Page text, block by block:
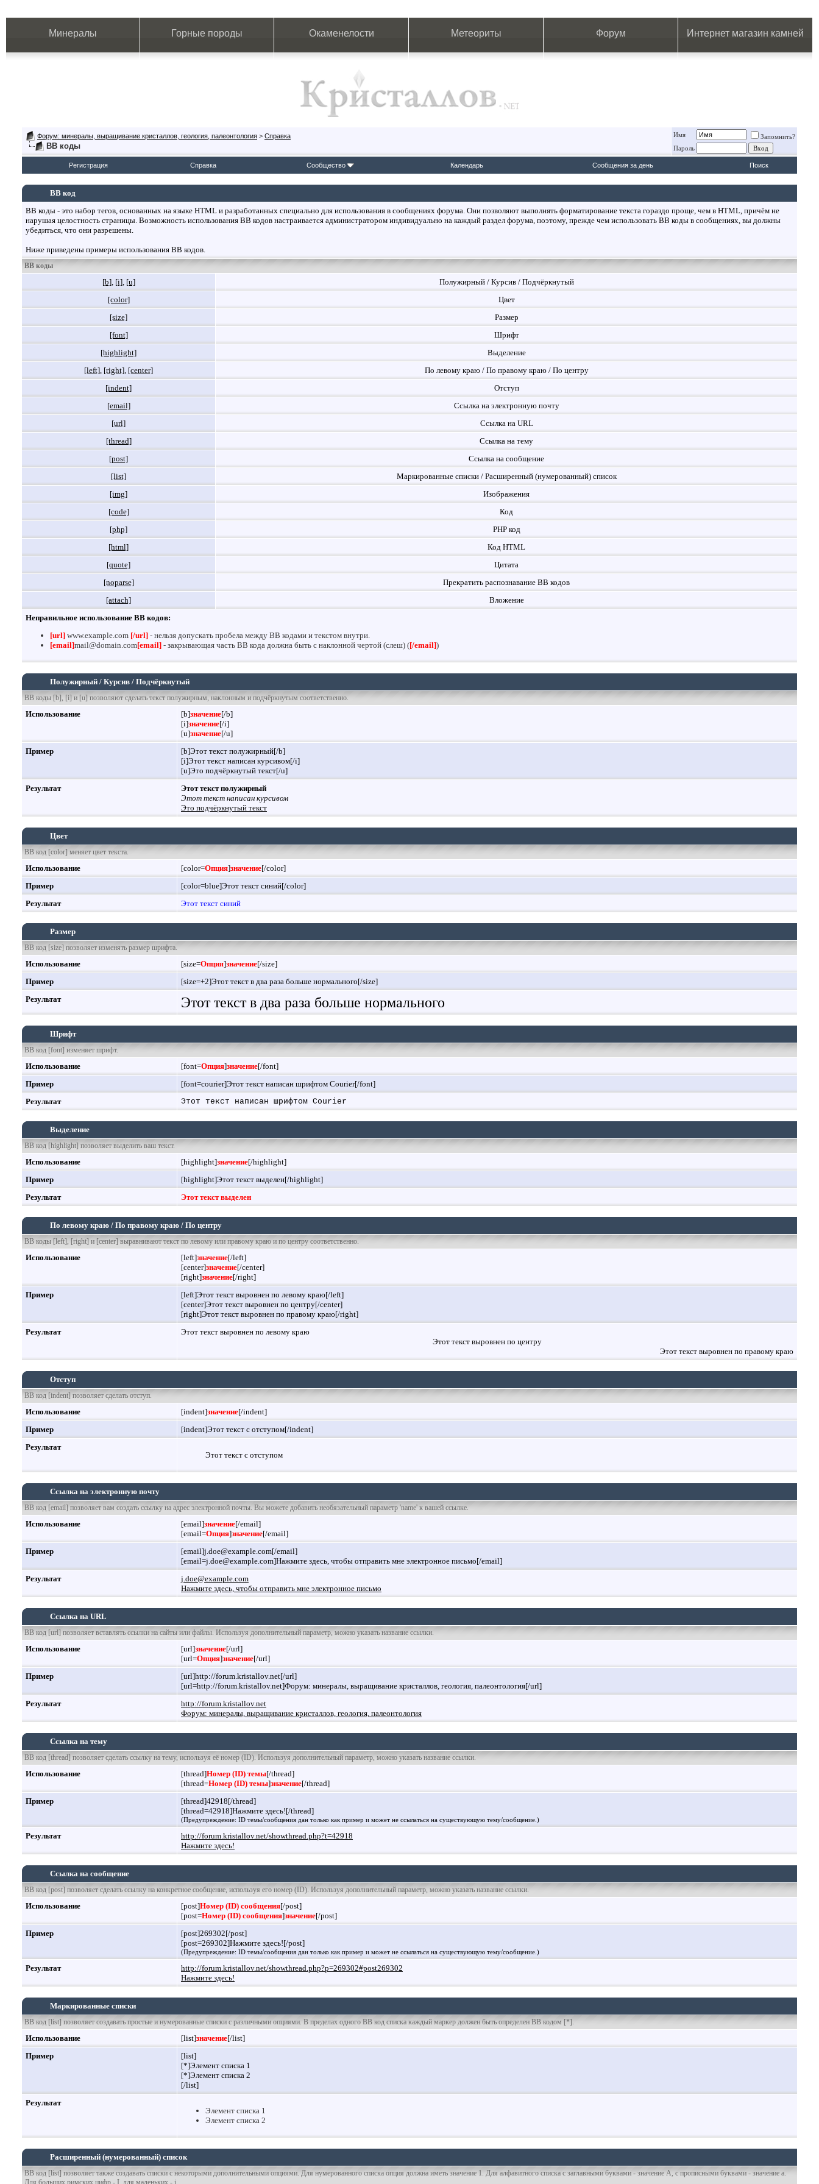
Минералы Горные породы Окаменелости Метеориты Форум Интернет магазин камней
Форум: минералы, выращивание кристаллов, геология, палеонтология > Справка
BB коды
Имя
Запомнить?
Пароль
Регистрация Справка Сообщество Календарь Сообщения за день Поиск
BB код
BB коды - это набор тегов, основанных на языке HTML и разработанных специально для использования в сообщениях форума. Они позволяют выполнять форматирование текста гораздо проще, чем в HTML, причём не
нарушая целостность страницы. Возможность использования BB кодов настраивается администратором индивидуально на каждый раздел форума, поэтому, прежде чем использовать BB коды в сообщениях, вы должны
убедиться, что они разрешены.
Ниже приведены примеры использования BB кодов.
BB коды
[b], [i], [u]
Полужирный / Курсив / Подчёркнутый
[color]
Цвет
[size]
Размер
[font]
Шрифт
[highlight]
Выделение
[left], [right], [center]
По левому краю / По правому краю / По центру
[indent]
Отступ
[email]
Ссылка на электронную почту
[url]
Ссылка на URL
[thread]
Ссылка на тему
[post]
Ссылка на сообщение
[list]
Маркированные списки / Расширенный (нумерованный) список
[img]
Изображения
[code]
Код
[php]
PHP код
[html]
Код HTML
[quote]
Цитата
[noparse]
Прекратить распознавание BB кодов
[attach]
Вложение
Неправильное использование BB кодов:
[url] www.example.com [/url] - нельзя допускать пробела между BB кодами и текстом внутри.
[email]mail@domain.com[email] - закрывающая часть BB кода должна быть с наклонной чертой (слеш) ([/email])
Полужирный / Курсив / Подчёркнутый
BB коды [b], [i] и [u] позволяют сделать текст полужирным, наклонным и подчёркнутым соответственно.
Использование [b]значение[/b]
[i]значение[/i]
[u]значение[/u]
Пример
[b]Этот текст полужирный[/b]
[i]Этот текст написан курсивом[/i]
[u]Это подчёркнутый текст[/u]
Результат
Этот текст полужирный
Этот текст написан курсивом
Это подчёркнутый текст
Цвет
BB код [color] меняет цвет текста.
Использование [color=Опция]значение[/color]
Пример
[color=blue]Этот текст синий[/color]
Результат
Этот текст синий
Размер
BB код [size] позволяет изменять размер шрифта.
Использование [size=Опция]значение[/size]
Пример
[size=+2]Этот текст в два раза больше нормального[/size]
Результат
Этот текст в два раза больше нормального
Шрифт
BB код [font] изменяет шрифт.
Использование [font=Опция]значение[/font]
Пример
[font=courier]Этот текст написан шрифтом Courier[/font]
Результат
Этот текст написан шрифтом Courier
Выделение
BB код [highlight] позволяет выделить ваш текст.
Использование [highlight]значение[/highlight]
Пример
[highlight]Этот текст выделен[/highlight]
Результат
Этот текст выделен
По левому краю / По правому краю / По центру
BB коды [left], [right] и [center] выравнивают текст по левому или правому краю и по центру соответственно.
Использование [left]значение[/left]
[center]значение[/center]
[right]значение[/right]
Пример
[left]Этот текст выровнен по левому краю[/left]
[center]Этот текст выровнен по центру[/center]
[right]Этот текст выровнен по правому краю[/right]
Результат
Этот текст выровнен по левому краю
Этот текст выровнен по центру
Этот текст выровнен по правому краю
Отступ
BB код [indent] позволяет сделать отступ.
Использование [indent]значение[/indent]
Пример
[indent]Этот текст с отступом[/indent]
Результат
Этот текст с отступом
Ссылка на электронную почту
BB код [email] позволяет вам создать ссылку на адрес электронной почты. Вы можете добавить необязательный параметр 'name' к вашей ссылке.
Использование [email]значение[/email]
[email=Опция]значение[/email]
Пример
[email]j.doe@example.com[/email]
[email=j.doe@example.com]Нажмите здесь, чтобы отправить мне электронное письмо[/email]
Результат
j.doe@example.com
Нажмите здесь, чтобы отправить мне электронное письмо
Ссылка на URL
BB код [url] позволяет вставлять ссылки на сайты или файлы. Используя дополнительный параметр, можно указать название ссылки.
Использование [url]значение[/url]
[url=Опция]значение[/url]
Пример
[url]http://forum.kristallov.net[/url]
[url=http://forum.kristallov.net]Форум: минералы, выращивание кристаллов, геология, палеонтология[/url]
Результат
http://forum.kristallov.net
Форум: минералы, выращивание кристаллов, геология, палеонтология
Ссылка на тему
BB код [thread] позволяет сделать ссылку на тему, используя её номер (ID). Используя дополнительный параметр, можно указать название ссылки.
Использование [thread]Номер (ID) темы[/thread]
[thread=Номер (ID) темы]значение[/thread]
Пример
[thread]42918[/thread]
[thread=42918]Нажмите здесь![/thread]
(Предупреждение: ID темы/сообщения дан только как пример и может не ссылаться на существующую тему/сообщение.)
Результат
http://forum.kristallov.net/showthread.php?t=42918
Нажмите здесь!
Ссылка на сообщение
BB код [post] позволяет сделать ссылку на конкретное сообщение, используя его номер (ID). Используя дополнительный параметр, можно указать название ссылки.
Использование [post]Номер (ID) сообщения[/post]
[post=Номер (ID) сообщения]значение[/post]
Пример
[post]269302[/post]
[post=269302]Нажмите здесь![/post]
(Предупреждение: ID темы/сообщения дан только как пример и может не ссылаться на существующую тему/сообщение.)
Результат
http://forum.kristallov.net/showthread.php?p=269302#post269302
Нажмите здесь!
Маркированные списки
BB код [list] позволяет создавать простые и нумерованные списки с различными опциями. В пределах одного BB код списка каждый маркер должен быть определен BB кодом [*].
Использование [list]значение[/list]
Пример
[list]
[*]Элемент списка 1
[*]Элемент списка 2
[/list]
Результат
Элемент списка 1
Элемент списка 2
Расширенный (нумерованный) список
BB код [list] позволяет также создавать списки с некоторыми дополнительными опциями. Для нумерованного списка опция должна иметь значение 1. Для алфавитного списка с заглавными буквами - значение A, с прописными буквами - значение а.
Для больших римских цифр - I, для маленьких - i.